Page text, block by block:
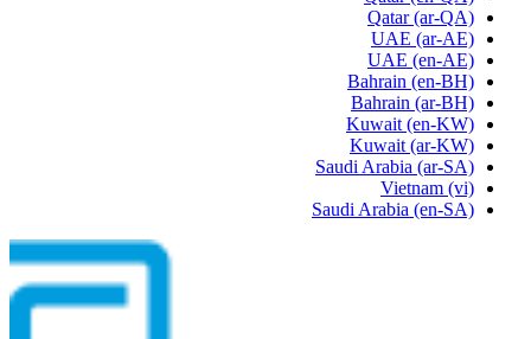
Qatar (ar-QA)
UAE (ar-AE)
UAE (en-AE)
Bahrain (en-BH)
Bahrain (ar-BH)
Kuwait (en-KW)
Kuwait (ar-KW)
Saudi Arabia (ar-SA)
Vietnam (vi)
Saudi Arabia (en-SA)